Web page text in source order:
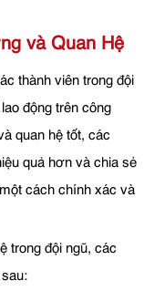
và Quan Hệ
thành viên trong đội
động trên công
quan hệ tốt, các
quả hơn và chia sẻ
cách chính xác và
trong đội ngũ, các